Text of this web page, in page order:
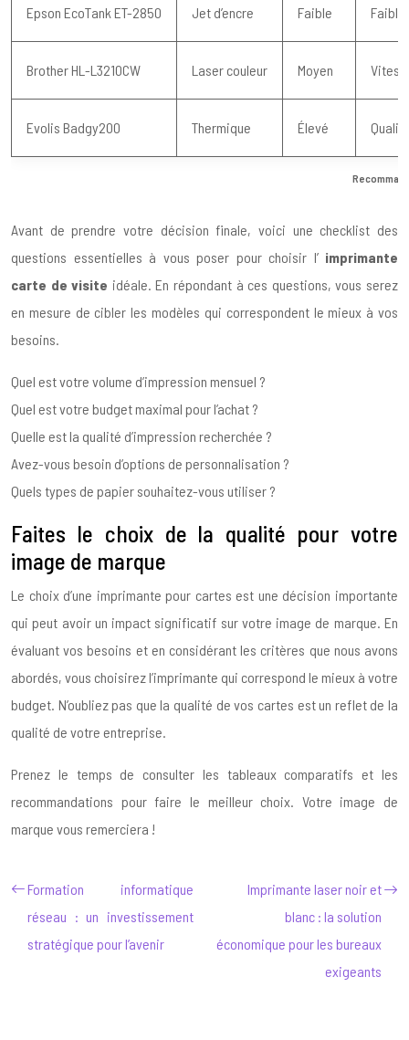
Epson EcoTank ET-2850 Jet d’encre Faible Faible
Brother HL-L3210CW Laser couleur Moyen
Evolis Badgy200 Thermique Élevé
Avant de prendre votre décision finale, voici une checklist des
questions essentielles à vous poser pour choisir l’ imprimante
carte de visite idéale. En répondant à ces questions, vous serez
en mesure de cibler les modèles qui correspondent le mieux à vos
besoins.
Quel est votre volume d’impression mensuel ?
Quel est votre budget maximal pour l’achat ?
Quelle est la qualité d’impression recherchée ?
Avez-vous besoin d’options de personnalisation ?
Quels types de papier souhaitez-vous utiliser ?
Faites le choix de la qualité pour votre
image de marque
Le choix d’une imprimante pour cartes est une décision importante
qui peut avoir un impact significatif sur votre image de marque. En
évaluant vos besoins et en considérant les critères que nous avons
abordés, vous choisirez l’imprimante qui correspond le mieux à votre
budget. N’oubliez pas que la qualité de vos cartes est un reflet de la
qualité de votre entreprise.
Prenez le temps de consulter les tableaux comparatifs et les
recommandations pour faire le meilleur choix. Votre image de
marque vous remerciera !
Formation informatique
réseau : un investissement
stratégique pour l’avenir
Imprimante laser noir et
blanc : la solution
économique pour les bureaux
exigeants